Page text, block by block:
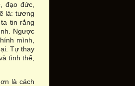
đạo đức,
là: tương
tin rằng
Ngược
mình,
Tự thay
tình thế,
là cách